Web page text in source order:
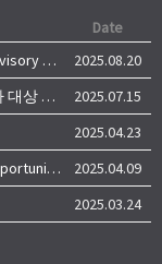
Date
Call for Applications: 2025 Korea Technology Advisory Group (K-TAG)
2025.08.20
과총-한국은행 주관 이공계 분야 석·박사 학위자 대상 서베이
2025.07.15
2025.04.23
i-Drone 2025, Deadline Extended & Exclusive Opportunity to Travel to Korea!
2025.04.09
2025.03.24